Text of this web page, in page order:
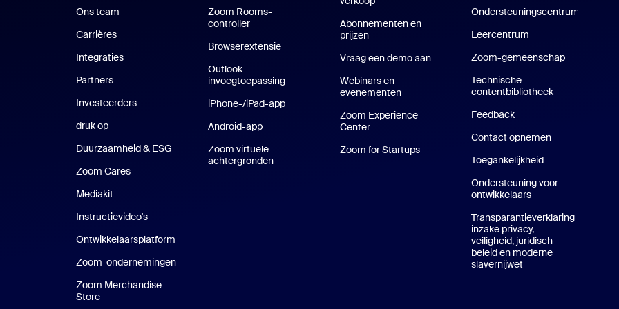
Ons team
Carrières
Integraties
Partners
Investeerders
druk op
Duurzaamheid & ESG Duurzaamheid en ESG
Zoom Cares
Mediakit
Instructievideo's
Ontwikkelaarsplatform
Zoom-ondernemingen
Zoom Merchandise
Store
Zoom Rooms-
controller
Browserextensie
Outlook-
invoegtoepassing
iPhone-/iPad-appiPhone-/iPad-app
Android-appAndroid-app
Zoom virtuele
achtergrondenVirtuele achtergronden in Zoom
Abonnementen en
prijzenAbonnementen en prijzen
Vraag een demo aanEen demo aanvragen
Webinars en
evenementen
Zoom Experience
CenterZoom Experience Center
Zoom for StartupsZoom for Startups
Ondersteuningscentrum
Leercentrum
Zoom-gemeenschap
Technische-
contentbibliotheek
Feedback
Contact opnemen
Toegankelijkheid
Ondersteuning voor
ontwikkelaars
Transparantieverklaring
inzake privacy,
veiligheid, juridisch
beleid en moderne
slavernijwet